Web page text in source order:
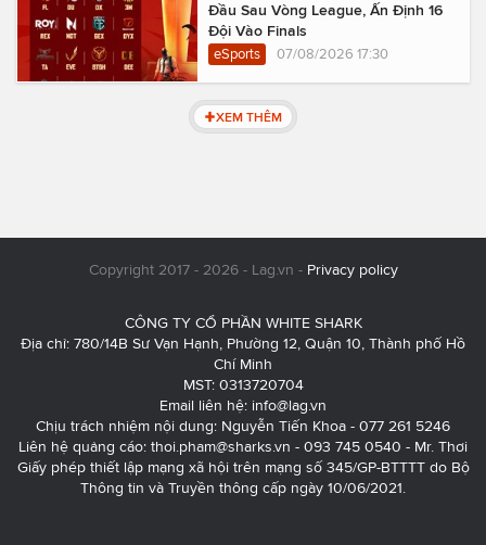
Đầu Sau Vòng League, Ấn Định 16
Đội Vào Finals
eSports 07/08/2026 17:30
XEM THÊM
Copyright 2017 - 2026 - Lag.vn - Privacy policy
CÔNG TY CỔ PHẦN WHITE SHARK
Địa chỉ: 780/14B Sư Vạn Hạnh, Phường 12, Quận 10, Thành phố Hồ
Chí Minh
MST: 0313720704
Email liên hệ: info@lag.vn
Chịu trách nhiệm nội dung: Nguyễn Tiến Khoa - 077 261 5246
Liên hệ quảng cáo: thoi.pham@sharks.vn - 093 745 0540 - Mr. Thơi
Giấy phép thiết lập mạng xã hội trên mạng số 345/GP-BTTTT do Bộ
Thông tin và Truyền thông cấp ngày 10/06/2021.